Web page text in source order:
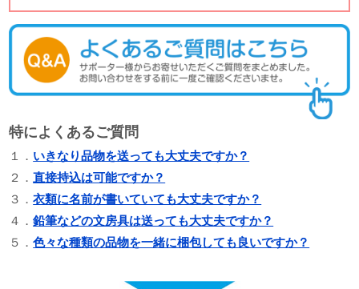
特によくあるご質問
１． いきなり品物を送っても大丈夫ですか？
２．直接持込は可能ですか？
３．衣類に名前が書いていても大丈夫ですか？
４．鉛筆などの文房具は送っても大丈夫ですか？
５．色々な種類の品物を一緒に梱包しても良いですか？